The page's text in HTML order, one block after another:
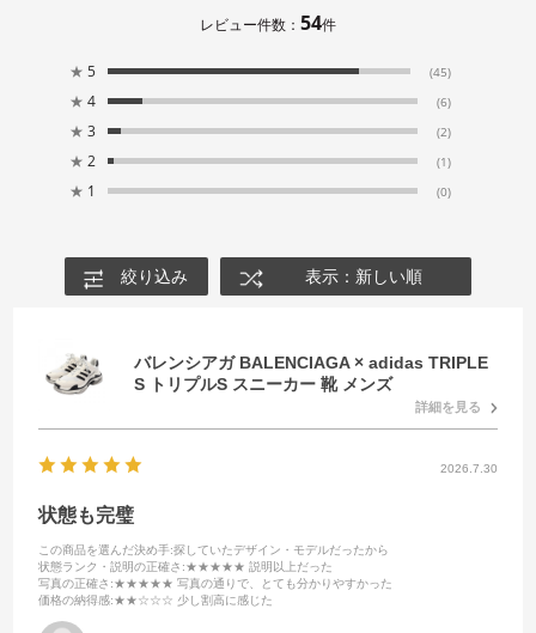
レビュー件数： 54件
★ 5 (45)
★ 4 (6)
★ 3 (2)
★ 2 (1)
★ 1 (0)
絞り込み 表示：新しい順
バレンシアガ BALENCIAGA × adidas TRIPLE
S トリプルS スニーカー 靴 メンズ
詳細を見る
2026.7.30
状態も完璧
この商品を選んだ決め手:探していたデザイン・モデルだったから
状態ランク・説明の正確さ :★★★★★ 説明以上だった
写真の正確さ :★★★★★ 写真の通りで、とても分かりやすかった
価格の納得感:★★☆☆☆ 少し割高に感じた